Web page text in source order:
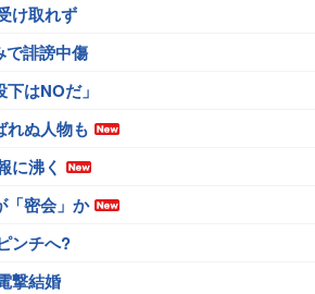
け取れず
で誹謗中傷
はNOだ」
れぬ人物も
に沸く
「密会」か
ンチへ?
撃結婚